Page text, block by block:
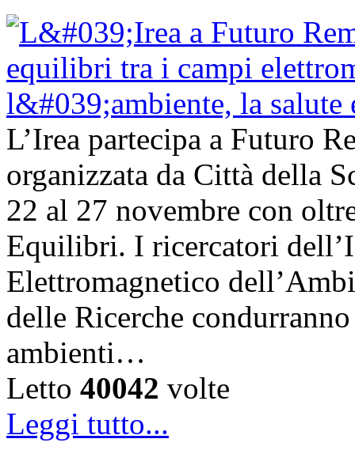
L’Irea partecipa a Futuro
organizzata da Città della
22 al 27 novembre con
Equilibri. I ricercatori
Elettromagnetico
delle Ricerche
ambienti…
Letto 40042 volte
Leggi tutto...